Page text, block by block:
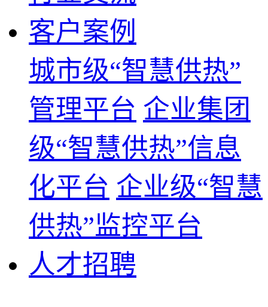
客户案例
城市级“智慧供热”
管理平台 企业集团
级“智慧供热”信息
化平台 企业级“智慧
供热”监控平台
人才招聘